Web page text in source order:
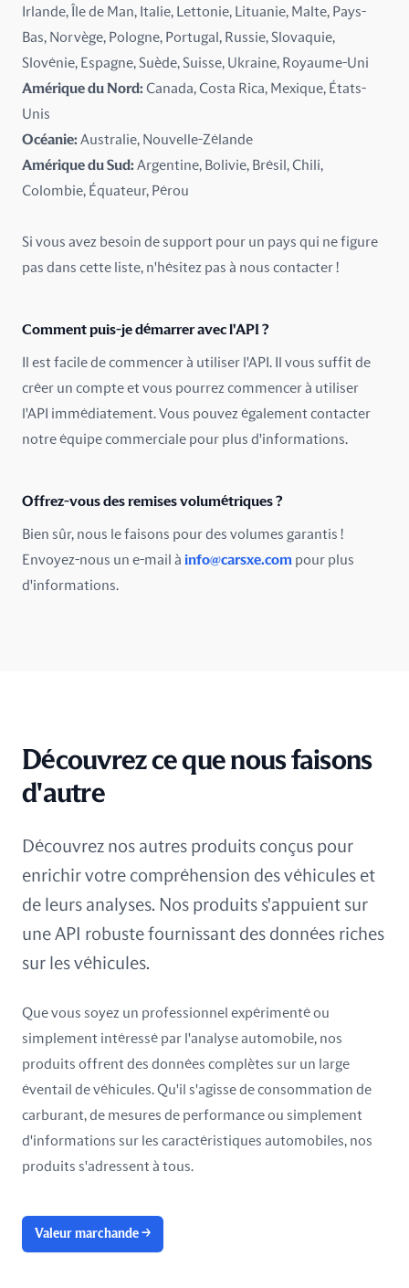
Mexique
Niger
Nouvelle-Zélande
Oman
Pakistan
Pologne
Portugal
Pérou
Royaume-Uni
Russie
République tchèque
Sri Lanka
Suisse
Suède
Taïwan
Tunisie
Ukraine
Émirats arabes unis
Équateur
Île de Man
Irlande, Île de Man, Italie, Lettonie, Lituanie, Malte, Pays-
Bas, Norvège, Pologne, Portugal, Russie, Slovaquie,
Slovénie, Espagne, Suède, Suisse, Ukraine, Royaume-Uni
Amérique du Nord:Canada, Costa Rica, Mexique, États-
Unis
Océanie:Australie, Nouvelle-Zélande
Amérique du Sud:Argentine, Bolivie, Brésil, Chili,
Colombie, Équateur, Pérou
Si vous avez besoin de support pour un pays qui ne figure
pas dans cette liste, n'hésitez pas à nous contacter !
Comment puis-je démarrer avec l'API ?
Il est facile de commencer à utiliser l'API. Il vous suffit de
créer un compte et vous pourrez commencer à utiliser
l'API immédiatement. Vous pouvez également contacter
notre équipe commerciale pour plus d'informations.
Offrez-vous des remises volumétriques ?
Bien sûr, nous le faisons pour des volumes garantis !
Envoyez-nous un e-mail à info@carsxe.com pour plus
d'informations.
Découvrez ce que nous faisons
d'autre
Découvrez nos autres produits conçus pour
enrichir votre compréhension des véhicules et
de leurs analyses. Nos produits s'appuient sur
une API robuste fournissant des données riches
sur les véhicules.
Que vous soyez un professionnel expérimenté ou
simplement intéressé par l'analyse automobile, nos
produits offrent des données complètes sur un large
éventail de véhicules. Qu'il s'agisse de consommation de
carburant, de mesures de performance ou simplement
d'informations sur les caractéristiques automobiles, nos
produits s'adressent à tous.
Valeur marchande →